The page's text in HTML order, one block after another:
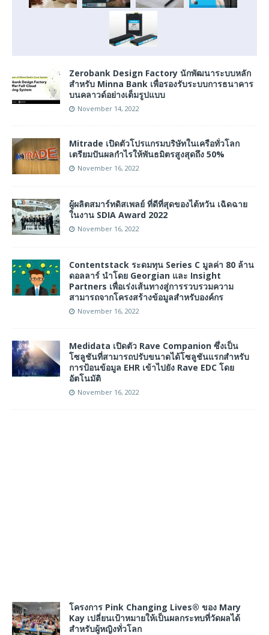
Zerobank Design Factory นักพัฒนาระบบหลัก
สำหรับ Minna Bank เพื่อรองรับระบบการธนาคาร
บนคลาวด์อย่างเต็มรูปแบบ
November 14, 2022
Mitrade เปิดตัวโปรแกรมบริษัทในเครือทั่วโลก
เตรียมปันผลกำไรให้พันธมิตรสูงสุดถึง 50%
November 16, 2022
ผู้ผลิตสมาร์ทดิสเพลย์ ที่ดีที่สุดของไต้หวัน เฉิดฉาย
ในงาน SDIA Award 2022
November 16, 2022
Contentstack ระดมทุน Series C มูลค่า 80 ล้าน
ดอลลาร์ นำโดย Georgian และ Insight
Partners เพื่อเร่งเส้นทางสู่การรวบรวมความ
สามารถจากโครงสร้างข้อมูลสำหรับองค์กร
November 16, 2022
Medidata เปิดตัว Rave Companion ซึ่งเป็น
โซลูชันที่สามารถปรับขนาดได้โซลูชันแรกสำหรับ
การป้อนข้อมูล EHR เข้าไปยัง Rave EDC โดย
อัตโนมัติ
November 16, 2022
โครงการ Pink Changing Lives® ของ Mary
Kay เปลี่ยนเป้าหมายให้เป็นผลกระทบที่วัดผลได้
สำหรับผู้หญิงทั่วโลก